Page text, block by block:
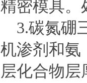
精密模具。
3.碳氮硼
机渗剂和氨
层化合物层